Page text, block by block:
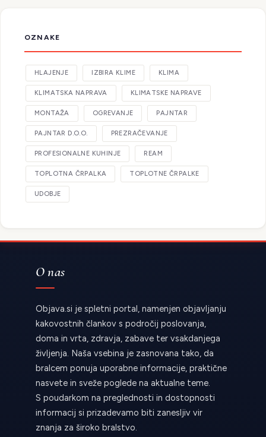
OZNAKE
HLAJENJE IZBIRA KLIME KLIMA
KLIMATSKA NAPRAVA KLIMATSKE NAPRAVE
MONTAŽA OGREVANJE PAJNTAR
PAJNTAR D.O.O. PREZRAČEVANJE
PROFESIONALNE KUHINJE REAM
TOPLOTNA ČRPALKA TOPLOTNE ČRPALKE
UDOBJE
O nas
Objava.si je spletni portal, namenjen objavljanju
kakovostnih člankov s področij poslovanja,
doma in vrta, zdravja, zabave ter vsakdanjega
življenja. Naša vsebina je zasnovana tako, da
bralcem ponuja uporabne informacije, praktične
nasvete in sveže poglede na aktualne teme.
S poudarkom na preglednosti in dostopnosti
informacij si prizadevamo biti zanesljiv vir
znanja za široko bralstvo.